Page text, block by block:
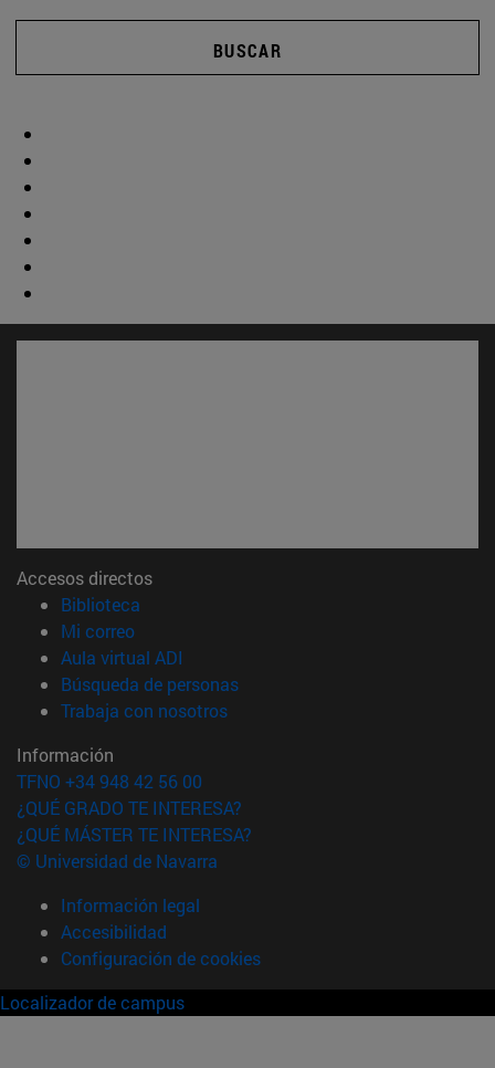
BUSCAR
Accesos directos
Biblioteca
Mi correo(abre en nueva ventana)
Aula virtual ADI
Búsqueda de personas(abre en nueva ventana)
Trabaja con nosotros(abre en nueva ventana)
Información
TFNO +34 948 42 56 00
¿QUÉ GRADO TE INTERESA?
¿QUÉ MÁSTER TE INTERESA?
© Universidad de Navarra
Información legal
Accesibilidad
Configuración de cookies
Localizador de campus